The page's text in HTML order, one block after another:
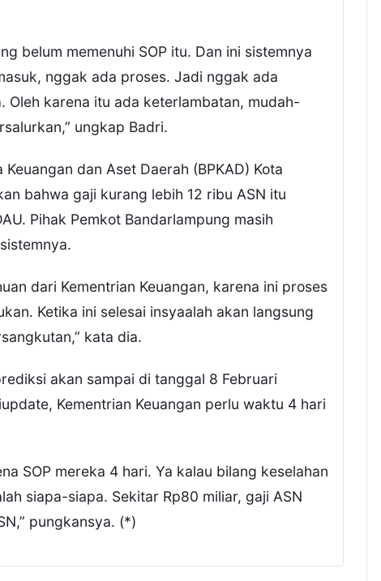
belum memenuhi SOP itu. Dan ini sistemnya
nggak ada proses. Jadi nggak ada
Oleh karena itu ada keterlambatan, mudah-
ungkap Badri.
dan Aset Daerah (BPKAD) Kota
bahwa gaji kurang lebih 12 ribu ASN itu
Pihak Pemkot Bandarlampung masih
dari Kementrian Keuangan, karena ini proses
Ketika ini selesai insyaalah akan langsung
kata dia.
akan sampai di tanggal 8 Februari
Kementrian Keuangan perlu waktu 4 hari
SOP mereka 4 hari. Ya kalau bilang keselahan
siapa-siapa. Sekitar Rp80 miliar, gaji ASN
pungkansya. (*)